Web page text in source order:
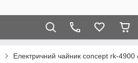
Електричний чайник concept rk-4900